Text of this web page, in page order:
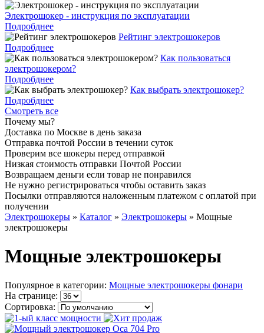
Электрошокер - инструкция по эксплуатации
Подробднее
Рейтинг электрошокеров
Подробднее
Как пользоваться
электрошокером?
Подробднее
Как выбрать электрошокер?
Подробднее
Смотреть все
Почему мы?
Доставка по Москве в день заказа
Отправка почтой России в течении суток
Проверим все шокеры перед отправкой
Низкая стоимость отправки Почтой России
Возвращаем деньги если товар не понравился
Не нужно регистрироваться чтобы оставить заказ
Посылки отправляются наложенным платежом с оплатой при
получении
Электрошокеры » Каталог » Электрошокеры » Мощные
электрошокеры
Мощные электрошокеры
Популярное в категории: Мощные электрошокеры фонари
На странице:
Сортировка: